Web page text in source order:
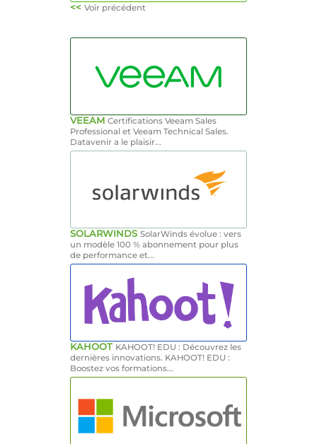
<< Voir précédent
VEEAM Certifications Veeam Sales
Professional et Veeam Technical Sales.
Datavenir a le plaisir...
SOLARWINDS SolarWinds évolue : vers
un modèle 100 % abonnement pour plus
de performance et...
KAHOOT KAHOOT! EDU : Découvrez les
dernières innovations. KAHOOT! EDU :
Boostez vos formations...